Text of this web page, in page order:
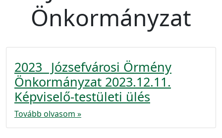
Önkormányzat
2023_ Józsefvárosi Örmény
Önkormányzat 2023.12.11.
Képviselő-testületi ülés
Tovább olvasom »